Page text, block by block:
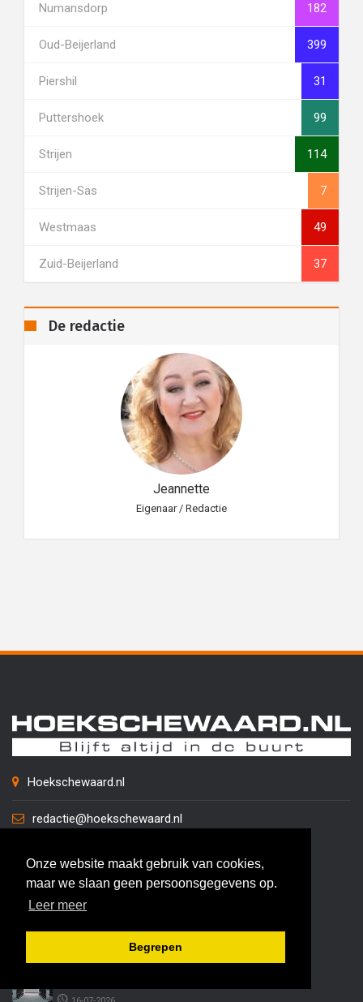
Onze website maakt gebruik van cookies,
maar we slaan geen persoonsgegevens op.
Leer meer
Begrepen
Numansdorp 182
Oud-Beijerland 399
Piershil 31
Puttershoek 99
Strijen 114
Strijen-Sas 7
Westmaas 49
Zuid-Beijerland 37
De redactie
Jeannette
Eigenaar / Redactie
Hoekschewaard.nl
redactie@hoekschewaard.nl
LAATSTE BERICHTEN
Efficiënt projectmanagement voor regionale groei